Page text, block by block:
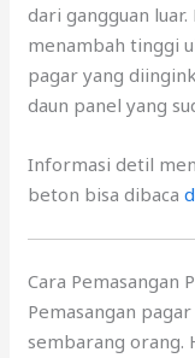
dari gangguan
menambah tinggi
pagar yang
daun panel yang
Informasi detil
beton bisa dibaca
Cara Pemasangan
Pemasangan
sembarang orang.